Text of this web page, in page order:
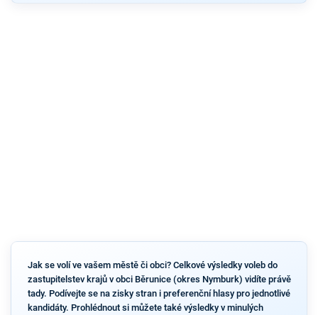
Jak se volí ve vašem městě či obci? Celkové výsledky voleb do
zastupitelstev krajů v obci Běrunice (okres Nymburk) vidíte právě
tady. Podívejte se na zisky stran i preferenční hlasy pro jednotlivé
kandidáty. Prohlédnout si můžete také výsledky v minulých